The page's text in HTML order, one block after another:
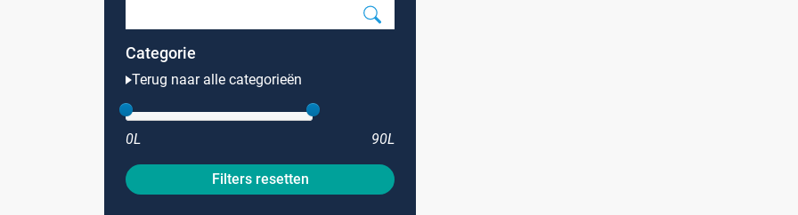
Categorie
Terug naar alle categorieën
0L 90L
Filters resetten
Branches